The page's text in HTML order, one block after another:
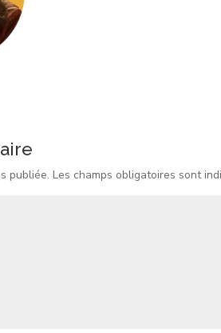
publiée. Les champs obligatoires sont